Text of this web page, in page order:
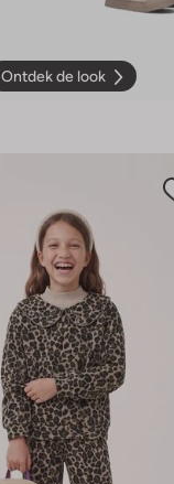
Ontdek de look